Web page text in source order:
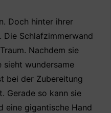
Doch hinter ihrer
Schlafzimmerwand
Nachdem sie
sieht wundersame
bei der Zubereitung
Gerade so kann sie
eine gigantische Hand